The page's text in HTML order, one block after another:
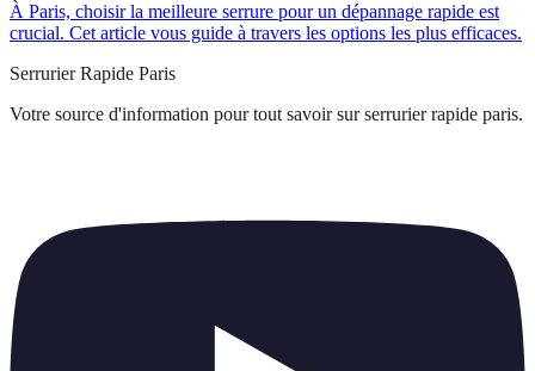
À Paris, choisir la meilleure serrure pour un dépannage rapide est
crucial. Cet article vous guide à travers les options les plus efficaces.
Serrurier Rapide Paris
Votre source d'information pour tout savoir sur serrurier rapide paris.